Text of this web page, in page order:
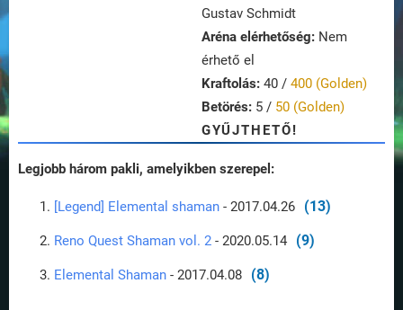
Gustav Schmidt
Aréna elérhetőség: Nem
érhető el
Kraftolás: 40 / 400 (Golden)
Betörés: 5 / 50 (Golden)
GYŰJTHETŐ!
Legjobb három pakli, amelyikben szerepel:
[Legend] Elemental shaman - 2017.04.26 (13)
Reno Quest Shaman vol. 2 - 2020.05.14 (9)
Elemental Shaman - 2017.04.08 (8)